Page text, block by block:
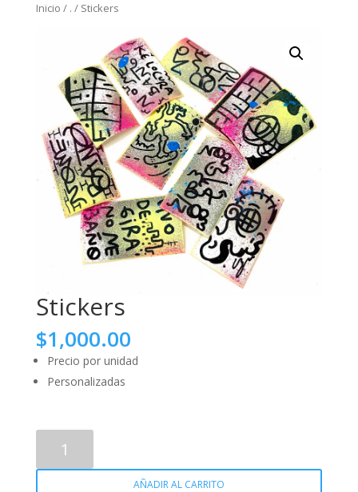
Inicio / . / Stickers
Stickers
$1,000.00
Precio por unidad
Personalizadas
cantidad
AÑADIR AL CARRITO